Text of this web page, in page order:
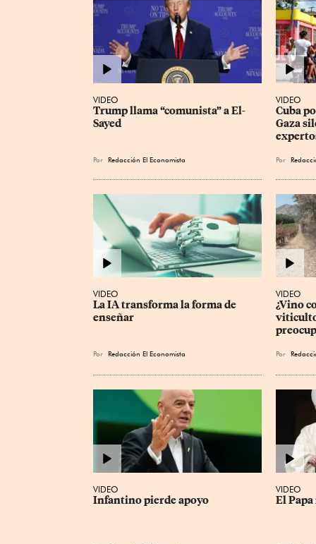
VIDEO
Trump llama “comunista” a El-
Sayed
Por Redacción El Economista
VIDEO
Cuba
Gaza
Por
VIDEO
La IA transforma la forma de
enseñar
Por Redacción El Economista
VIDEO
¿Vino
Por
VIDEO
Infantino pierde apoyo
VIDEO
El